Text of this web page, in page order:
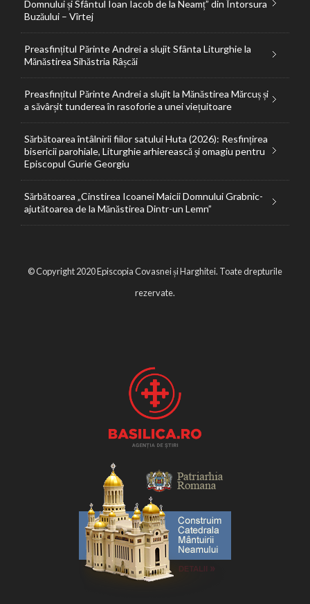
Domnului și Sfântul Ioan Iacob de la Neamț” din Întorsura
Buzăului – Vîrtej
Preasfințitul Părinte Andrei a slujit Sfânta Liturghie la
Mănăstirea Sihăstria Râșcăi
Preasfințitul Părinte Andrei a slujit la Mănăstirea Mărcuș și
a săvârșit tunderea în rasoforie a unei viețuitoare
Sărbătoarea întâlnirii fiilor satului Huta (2026): Resfințirea
bisericii parohiale, Liturghie arhierească și omagiu pentru
Episcopul Gurie Georgiu
Sărbătoarea „Cinstirea Icoanei Maicii Domnului Grabnic-
ajutătoarea de la Mănăstirea Dintr-un Lemn”
© Copyright 2020 Episcopia Covasnei și Harghitei. Toate drepturile
rezervate.